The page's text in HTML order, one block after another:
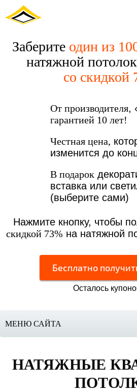
Заберите один из
натяжной
со скидкой
От производителя,
гарантией 10 лет!
Честная цена,
изменится до
В подарок
вставка или
(выберите сами)
Нажмите кнопку, чтобы
скидкой 73% на натяжной
Бесплатно
Осталось
МЕНЮ САЙТА
НАТЯЖНЫЕ